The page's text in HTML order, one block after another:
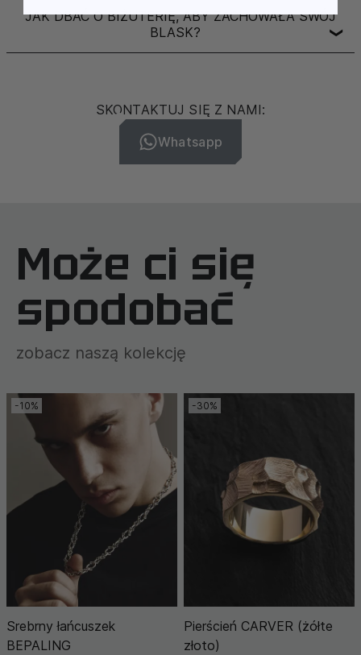
JAK DBAĆ O BIŻUTERIĘ, ABY ZACHOWAŁA SWÓJ
BLASK?
❯
SKONTAKTUJ SIĘ Z NAMI:
Whatsapp
Może ci się
spodobać
zobacz naszą kolekcję
-10%
Srebrny łańcuszek
BEPALING
-30%
Pierścień CARVER (żółte
złoto)